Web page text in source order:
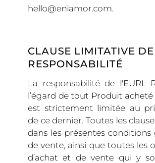
hello@eniamor.com.
CLAUSE LIMITATIVE DE
RESPONSABILITÉ
La responsabilité de l'EURL
l’égard de tout Produit acheté
est strictement limitée au
de ce dernier. Toutes les
dans les présentes conditions
de vente, ainsi que toutes les
d’achat et de vente qui y